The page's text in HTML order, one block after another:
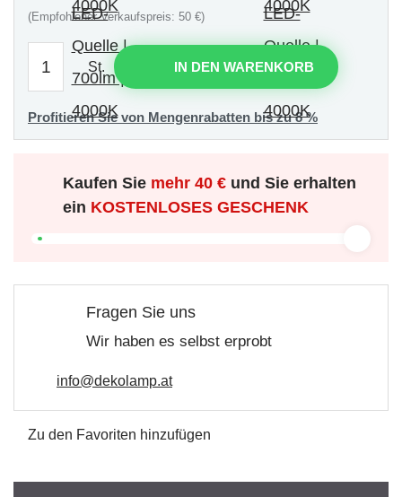
(Empfohlener Verkaufspreis: 50 €)
St. IN DEN WARENKORB
Profitieren Sie von Mengenrabatten bis zu 8 %
Kaufen Sie mehr40 €und Sie erhalten
ein KOSTENLOSES GESCHENK
Fragen Sie uns
Wir haben es selbst erprobt
info@dekolamp.at
Zu den Favoriten hinzufügen